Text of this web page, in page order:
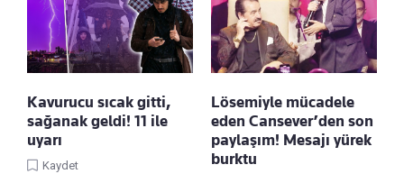
Kavurucu sıcak gitti,
sağanak geldi! 11 ile
uyarı
Kaydet
Lösemiyle mücadele
eden Cansever’den son
paylaşım! Mesajı yürek
burktu